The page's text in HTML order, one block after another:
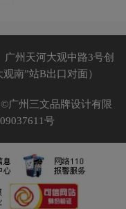
广州天河大观中路3号创
南”站B出口对面）
©广州三文品牌设计有限
号